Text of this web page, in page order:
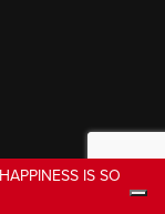
HAPPINESS IS SO